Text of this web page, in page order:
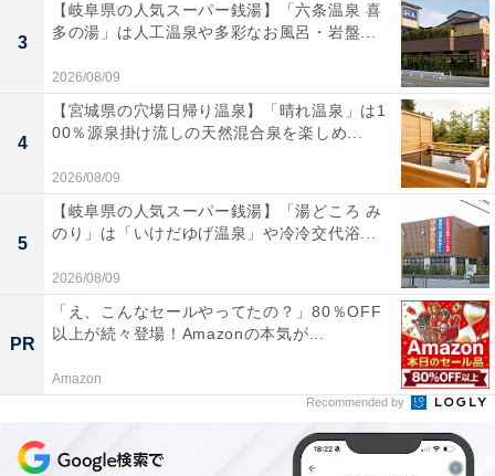
3
【岐阜県の人気スーパー銭湯】「六条温泉 喜
多の湯」は人工温泉や多彩なお風呂・岩盤...
2026/08/09
4
【宮城県の穴場日帰り温泉】「晴れ温泉」は1
00％源泉掛け流しの天然混合泉を楽しめ...
2026/08/09
5
【岐阜県の人気スーパー銭湯】「湯どころ み
のり」は「いけだゆげ温泉」や冷冷交代浴...
2026/08/09
PR
「え、こんなセールやってたの？」80％OFF
以上が続々登場！Amazonの本気が...
Amazon
Recommended by